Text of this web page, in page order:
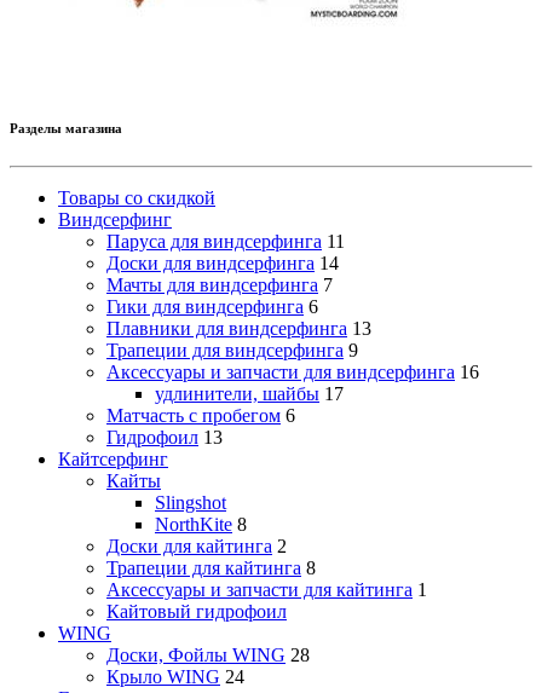
Разделы магазина
Товары со скидкой
Виндсерфинг
Паруса для виндсерфинга 11
Доски для виндсерфинга 14
Мачты для виндсерфинга 7
Гики для виндсерфинга 6
Плавники для виндсерфинга 13
Трапеции для виндсерфинга 9
Аксессуары и запчасти для виндсерфинга 16
удлинители, шайбы 17
Матчасть с пробегом 6
Гидрофоил 13
Кайтсерфинг
Кайты
Slingshot
NorthKite 8
Доски для кайтинга 2
Трапеции для кайтинга 8
Аксессуары и запчасти для кайтинга 1
Кайтовый гидрофоил
WING
Доски, Фойлы WING 28
Крыло WING 24